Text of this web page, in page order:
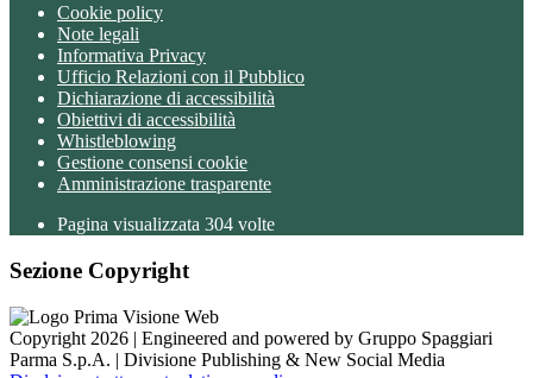
Cookie policy
Note legali
Informativa Privacy
Ufficio Relazioni con il Pubblico
Dichiarazione di accessibilità
Obiettivi di accessibilità
Whistleblowing
Gestione consensi cookie
Amministrazione trasparente
Pagina visualizzata 304 volte
Sezione Copyright
Copyright 2026 | Engineered and powered by Gruppo Spaggiari
Parma S.p.A. | Divisione Publishing & New Social Media